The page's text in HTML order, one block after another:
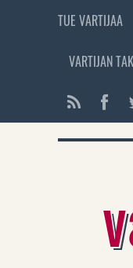
TUE VARTIJAA
VARTIJAN